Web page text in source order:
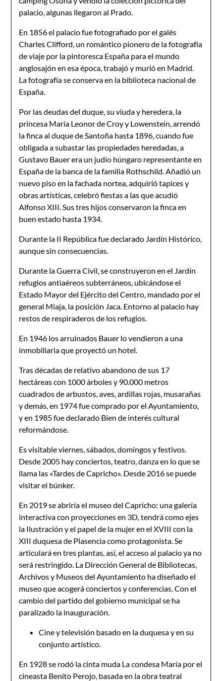
palacio, algunas llegaron al Prado.
En 1856 el palacio fue fotografiado por el galés
Charles Clifford, un romántico pionero de la fotografía
de viaje por la pintoresca España para el mundo
anglosajón en esa época, trabajó y murió en Madrid.
La fotografía se conserva en la biblioteca nacional de
España.
Por las deudas del duque, su viuda y heredera, la
princesa María Leonor de Croy y Lowenstein, arrendó
la finca al duque de Santoña hasta 1896, cuando fue
obligada a subastar las propiedades heredadas, a
Gustavo Bauer era un judío húngaro representante en
España de la banca de la familia Rothschild. Añadió un
nuevo piso en la fachada nortea, adquirió tapices y
obras artísticas, celebró fiestas a las que acudió
Alfonso XIII. Sus tres hijos conservaron la finca en
buen estado hasta 1934.
Durante la II República fue declarado Jardín Histórico,
aunque sin consecuencias.
Durante la Guerra Civil, se construyeron en el Jardín
refugios antiaéreos subterráneos, ubicándose el
Estado Mayor del Ejército del Centro, mandado por el
general Miaja, la posición Jaca. Entorno al palacio hay
restos de respiraderos de los refugios.
En 1946 los arruinados Bauer lo vendieron a una
inmobiliaria que proyectó un hotel.
Tras décadas de relativo abandono de sus 17
hectáreas con 1000 árboles y 90.000 metros
cuadrados de arbustos, aves, ardillas rojas, musarañas
y demás, en 1974 fue comprado por el Ayuntamiento,
y en 1985 fue declarado Bien de interés cultural
reformándose.
Es visitable viernes, sábados, domingos y festivos.
Desde 2005 hay conciertos, teatro, danza en lo que se
llama las «Tardes de Capricho». Desde 2016 se puede
visitar el búnker.​
En 2019 se abriría el museo del Capricho: una galería
interactiva con proyecciones en 3D, tendrá como ejes
la Ilustración y el papel de la mujer en el XVIII con la
XIII duquesa de Plasencia como protagonista. Se
articulará en tres plantas, así, el acceso al palacio ya no
será restringido. La Dirección General de Bibliotecas,
Archivos y Museos del Ayuntamiento ha diseñado el
museo que acogerá conciertos y conferencias. Con el
cambio del partido del gobierno municipal se ha
paralizado la inauguración.
Cine y televisión basado en la duquesa y en su
conjunto artístico.
En 1928 se rodó la cinta muda La condesa María por el
cineasta Benito Perojo, basada en la obra teatral